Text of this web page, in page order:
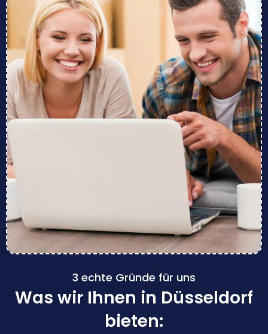
3 echte Gründe für uns
Was wir Ihnen in Düsseldorf
bieten: